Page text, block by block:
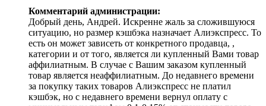
Комментарий администрации:
Добрый день, Андрей. Искренне жаль за сложившуюся
ситуацию, но размер кэшбэка назначает Алиэкспресс. То
есть он может зависеть от конкретного продавца, ,
категории и от того, является ли купленный Вами товар
аффилиатным. В случае с Вашим заказом купленный
товар является неаффилиатным. До недавнего времени
за покупку таких товаров Алиэкспресс не платил
кэшбэк, но с недавнего времени вернул оплату с